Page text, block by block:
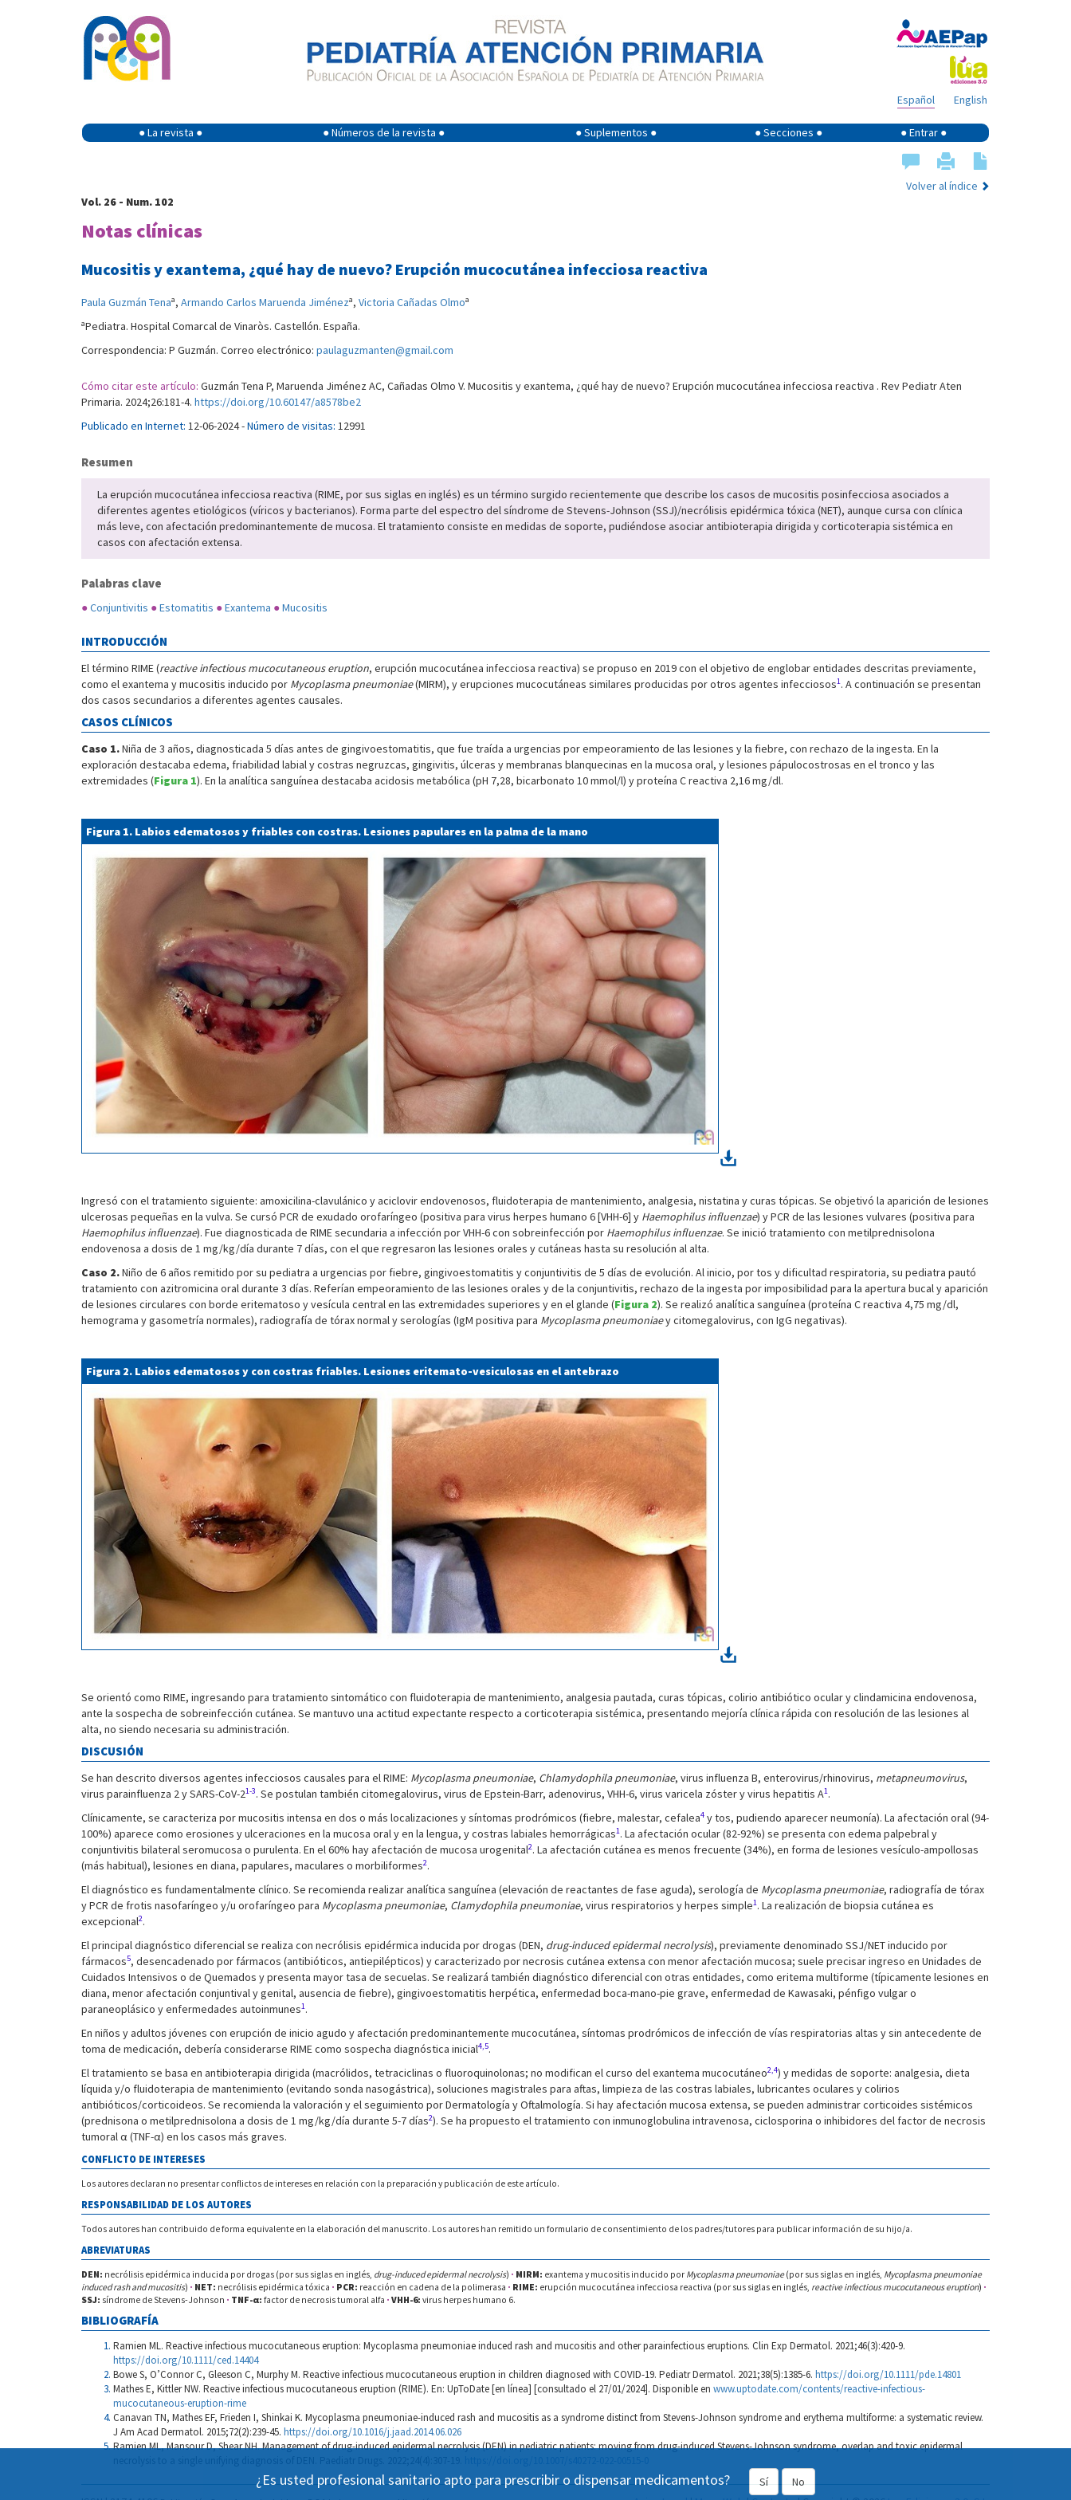
English
Español
● La revista ● ● Números de la revista ● ● Suplementos ● ● Secciones ● ● Entrar ●
Volver al índice
Vol. 26 - Num. 102
Notas clínicas
Mucositis y exantema, ¿qué hay de nuevo? Erupción mucocutánea infecciosa reactiva
Paula Guzmán Tenaa, Armando Carlos Maruenda Jiméneza, Victoria Cañadas Olmoa
aPediatra. Hospital Comarcal de Vinaròs. Castellón. España.
Correspondencia: P Guzmán. Correo electrónico: paulaguzmanten@gmail.com
Cómo citar este artículo: Guzmán Tena P, Maruenda Jiménez AC, Cañadas Olmo V. Mucositis y exantema, ¿qué hay de nuevo? Erupción mucocutánea infecciosa reactiva . Rev Pediatr Aten
Primaria. 2024;26:181-4. https://doi.org/10.60147/a8578be2
Publicado en Internet: 12-06-2024 -Número de visitas: 12991
Resumen
La erupción mucocutánea infecciosa reactiva (RIME, por sus siglas en inglés) es un término surgido recientemente que describe los casos de mucositis posinfecciosa asociados a
diferentes agentes etiológicos (víricos y bacterianos). Forma parte del espectro del síndrome de Stevens-Johnson (SSJ)/necrólisis epidérmica tóxica (NET), aunque cursa con clínica
más leve, con afectación predominantemente de mucosa. El tratamiento consiste en medidas de soporte, pudiéndose asociar antibioterapia dirigida y corticoterapia sistémica en
casos con afectación extensa.
Palabras clave
●Conjuntivitis ●Estomatitis ●Exantema ●Mucositis
INTRODUCCIÓN
El término RIME (reactive infectious mucocutaneous eruption, erupción mucocutánea infecciosa reactiva) se propuso en 2019 con el objetivo de englobar entidades descritas previamente,
como el exantema y mucositis inducido por Mycoplasma pneumoniae(MIRM), y erupciones mucocutáneas similares producidas por otros agentes infecciosos1. A continuación se presentan
dos casos secundarios a diferentes agentes causales.
CASOS CLÍNICOS
Caso 1.Niña de 3 años, diagnosticada 5 días antes de gingivoestomatitis, que fue traída a urgencias por empeoramiento de las lesiones y la fiebre, con rechazo de la ingesta. En la
exploración destacaba edema, friabilidad labial y costras negruzcas, gingivitis, úlceras y membranas blanquecinas en la mucosa oral, y lesiones pápulocostrosas en el tronco y las
extremidades (Figura 1). En la analítica sanguínea destacaba acidosis metabólica (pH 7,28, bicarbonato 10 mmol/l) y proteína C reactiva 2,16 mg/dl.
Figura 1. Labios edematosos y friables con costras. Lesiones papulares en la palma de la mano
Ingresó con el tratamiento siguiente: amoxicilina-clavulánico y aciclovir endovenosos, fluidoterapia de mantenimiento, analgesia, nistatina y curas tópicas. Se objetivó la aparición de lesiones
ulcerosas pequeñas en la vulva. Se cursó PCR de exudado orofaríngeo (positiva para virus herpes humano 6 [VHH-6] y Haemophilus influenzae) y PCR de las lesiones vulvares (positiva para
Haemophilus influenzae). Fue diagnosticada de RIME secundaria a infección por VHH-6 con sobreinfección por Haemophilus influenzae. Se inició tratamiento con metilprednisolona
endovenosa a dosis de 1 mg/kg/día durante 7 días, con el que regresaron las lesiones orales y cutáneas hasta su resolución al alta.
Caso 2.Niño de 6 años remitido por su pediatra a urgencias por fiebre, gingivoestomatitis y conjuntivitis de 5 días de evolución. Al inicio, por tos y dificultad respiratoria, su pediatra pautó
tratamiento con azitromicina oral durante 3 días. Referían empeoramiento de las lesiones orales y de la conjuntivitis, rechazo de la ingesta por imposibilidad para la apertura bucal y aparición
de lesiones circulares con borde eritematoso y vesícula central en las extremidades superiores y en el glande (Figura 2). Se realizó analítica sanguínea (proteína C reactiva 4,75 mg/dl,
hemograma y gasometría normales), radiografía de tórax normal y serologías (IgM positiva para Mycoplasma pneumoniaey citomegalovirus, con IgG negativas).
Figura 2. Labios edematosos y con costras friables. Lesiones eritemato-vesiculosas en el antebrazo
Se orientó como RIME, ingresando para tratamiento sintomático con fluidoterapia de mantenimiento, analgesia pautada, curas tópicas, colirio antibiótico ocular y clindamicina endovenosa,
ante la sospecha de sobreinfección cutánea. Se mantuvo una actitud expectante respecto a corticoterapia sistémica, presentando mejoría clínica rápida con resolución de las lesiones al
alta, no siendo necesaria su administración.
DISCUSIÓN
Se han descrito diversos agentes infecciosos causales para el RIME: Mycoplasma pneumoniae, Chlamydophila pneumoniae, virus influenza B, enterovirus/rhinovirus, metapneumovirus,
virus parainfluenza 2 y SARS-CoV-21-3. Se postulan también citomegalovirus, virus de Epstein-Barr, adenovirus, VHH-6, virus varicela zóster y virus hepatitis A1.
Clínicamente, se caracteriza por mucositis intensa en dos o más localizaciones y síntomas prodrómicos (fiebre, malestar, cefalea4 y tos, pudiendo aparecer neumonía). La afectación oral (94-
100%) aparece como erosiones y ulceraciones en la mucosa oral y en la lengua, y costras labiales hemorrágicas1. La afectación ocular (82-92%) se presenta con edema palpebral y
conjuntivitis bilateral seromucosa o purulenta. En el 60% hay afectación de mucosa urogenital2. La afectación cutánea es menos frecuente (34%), en forma de lesiones vesículo-ampollosas
(más habitual), lesiones en diana, papulares, maculares o morbiliformes2.
El diagnóstico es fundamentalmente clínico. Se recomienda realizar analítica sanguínea (elevación de reactantes de fase aguda), serología de Mycoplasma pneumoniae, radiografía de tórax
y PCR de frotis nasofaríngeo y/u orofaríngeo para Mycoplasma pneumoniae, Clamydophila pneumoniae, virus respiratorios y herpes simple1. La realización de biopsia cutánea es
excepcional2.
El principal diagnóstico diferencial se realiza con necrólisis epidérmica inducida por drogas (DEN, drug-induced epidermal necrolysis), previamente denominado SSJ/NET inducido por
fármacos5, desencadenado por fármacos (antibióticos, antiepilépticos) y caracterizado por necrosis cutánea extensa con menor afectación mucosa; suele precisar ingreso en Unidades de
Cuidados Intensivos o de Quemados y presenta mayor tasa de secuelas. Se realizará también diagnóstico diferencial con otras entidades, como eritema multiforme (típicamente lesiones en
diana, menor afectación conjuntival y genital, ausencia de fiebre), gingivoestomatitis herpética, enfermedad boca-mano-pie grave, enfermedad de Kawasaki, pénfigo vulgar o
paraneoplásico y enfermedades autoinmunes1.
En niños y adultos jóvenes con erupción de inicio agudo y afectación predominantemente mucocutánea, síntomas prodrómicos de infección de vías respiratorias altas y sin antecedente de
toma de medicación, debería considerarse RIME como sospecha diagnóstica inicial4,5.
El tratamiento se basa en antibioterapia dirigida (macrólidos, tetraciclinas o fluoroquinolonas; no modifican el curso del exantema mucocutáneo2,4) y medidas de soporte: analgesia, dieta
líquida y/o fluidoterapia de mantenimiento (evitando sonda nasogástrica), soluciones magistrales para aftas, limpieza de las costras labiales, lubricantes oculares y colirios
antibióticos/corticoideos. Se recomienda la valoración y el seguimiento por Dermatología y Oftalmología. Si hay afectación mucosa extensa, se pueden administrar corticoides sistémicos
(prednisona o metilprednisolona a dosis de 1 mg/kg/día durante 5-7 días2). Se ha propuesto el tratamiento con inmunoglobulina intravenosa, ciclosporina o inhibidores del factor de necrosis
tumoral α (TNF-α) en los casos más graves.
CONFLICTO DE INTERESES
Los autores declaran no presentar conflictos de intereses en relación con la preparación y publicación de este artículo.
RESPONSABILIDAD DE LOS AUTORES
Todos autores han contribuido de forma equivalente en la elaboración del manuscrito. Los autores han remitido un formulario de consentimiento de los padres/tutores para publicar información de su hijo/a.
ABREVIATURAS
DEN: necrólisis epidérmica inducida por drogas (por sus siglas en inglés, drug-induced epidermal necrolysis) · MIRM: exantema y mucositis inducido por Mycoplasma pneumoniae(por sus siglas en inglés, Mycoplasma pneumoniae
induced rash and mucositis) · NET: necrólisis epidérmica tóxica · PCR: reacción en cadena de la polimerasa · RIME: erupción mucocutánea infecciosa reactiva (por sus siglas en inglés, reactive infectious mucocutaneous eruption) ·
SSJ: síndrome de Stevens-Johnson · TNF-α: factor de necrosis tumoral alfa · VHH-6: virus herpes humano 6.
BIBLIOGRAFÍA
Ramien ML. Reactive infectious mucocutaneous eruption: Mycoplasma pneumoniae induced rash and mucositis and other parainfectious eruptions. Clin Exp Dermatol. 2021;46(3):420-9.
https://doi.org/10.1111/ced.14404
Bowe S, O’Connor C, Gleeson C, Murphy M. Reactive infectious mucocutaneous eruption in children diagnosed with COVID-19. Pediatr Dermatol. 2021;38(5):1385-6. https://doi.org/10.1111/pde.14801
Mathes E, Kittler NW. Reactive infectious mucocutaneous eruption (RIME). En: UpToDate [en línea] [consultado el 27/01/2024]. Disponible en www.uptodate.com/contents/reactive-infectious-
mucocutaneous-eruption-rime
Canavan TN, Mathes EF, Frieden I, Shinkai K. Mycoplasma pneumoniae-induced rash and mucositis as a syndrome distinct from Stevens-Johnson syndrome and erythema multiforme: a systematic review.
J Am Acad Dermatol. 2015;72(2):239-45. https://doi.org/10.1016/j.jaad.2014.06.026
Ramien ML, Mansour D, Shear NH. Management of drug-induced epidermal necrolysis (DEN) in pediatric patients: moving from drug-induced Stevens-Johnson syndrome, overlap and toxic epidermal
¿Es usted profesional sanitario apto para prescribir o dispensar medicamentos? Sí
No